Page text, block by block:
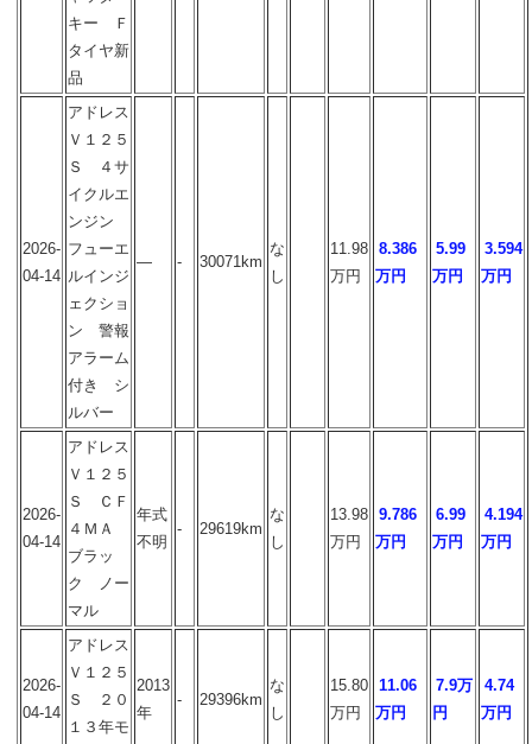
キー Ｆ
タイヤ新
品
2026-
04-14
アドレス
Ｖ１２５
Ｓ ４サ
イクルエ
ンジン
フューエ
ルインジ
ェクショ
ン 警報
アラーム
付き シ
ルバー
― - 30071km
な
し
11.98
万円
8.386
万円
5.99
万円
3.594
万円
2026-
04-14
アドレス
Ｖ１２５
Ｓ ＣＦ
４ＭＡ
ブラッ
ク ノー
マル
年式
不明
- 29619km
な
し
13.98
万円
9.786
万円
6.99
万円
4.194
万円
2026-
04-14
アドレス
Ｖ１２５
Ｓ ２０
１３年モ
2013
年
- 29396km
な
し
15.80
万円
11.06
万円
7.9万
円
4.74
万円